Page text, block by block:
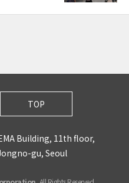
TOP
Building, 11th floor,
gu, Seoul